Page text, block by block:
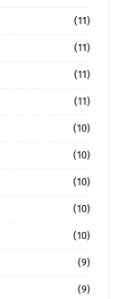
(11)
(11)
(11)
(11)
(10)
(10)
(10)
(10)
(10)
(9)
(9)